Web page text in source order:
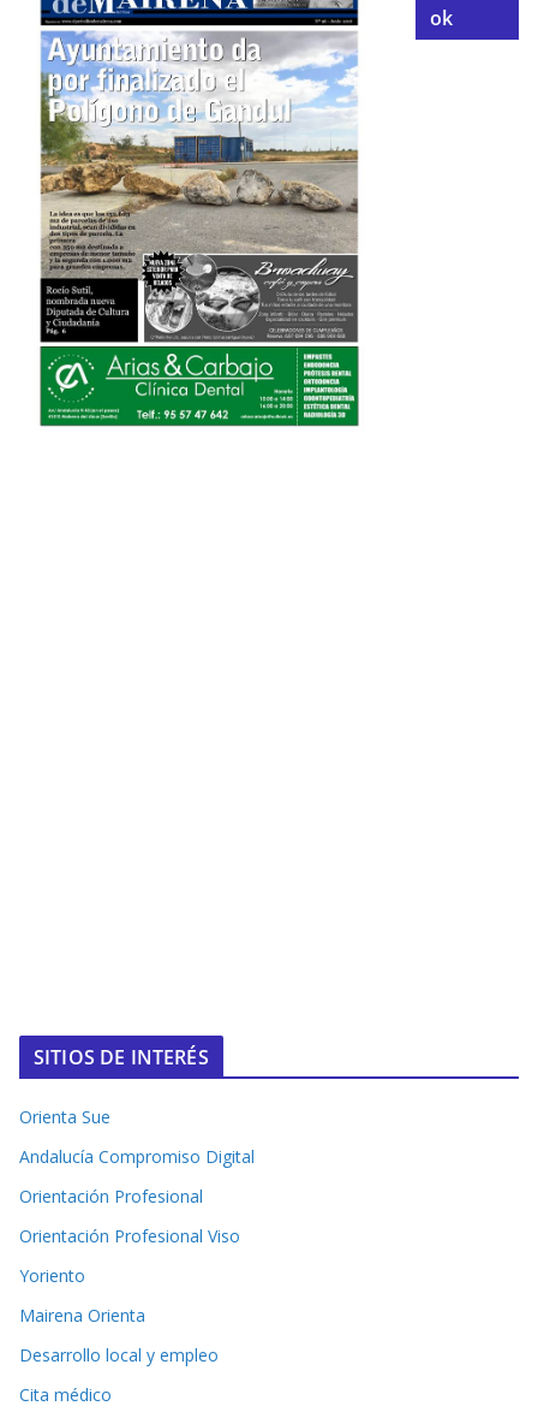
ok
SITIOS DE INTERÉS
Orienta Sue
Andalucía Compromiso Digital
Orientación Profesional
Orientación Profesional Viso
Yoriento
Mairena Orienta
Desarrollo local y empleo
Cita médico